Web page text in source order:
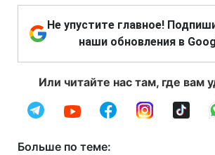
Не упустите главное!
наши обновления в
Или читайте нас там, где вам
Больше по теме: